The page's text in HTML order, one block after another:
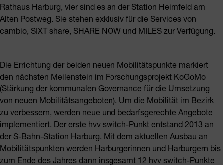
Rathaus Harburg, vier sind es an der Station Heimfeld am
Alten Postweg. Sie stehen exklusiv für die Services von
cambio, SIXT share, SHARE NOW und MILES zur Verfügung.
Die Errichtung der beiden neuen Mobilitätspunkte markiert
den nächsten Meilenstein im Forschungsprojekt KoGoMo
(Stärkung der kommunalen Governance für die Umsetzung
von neuen Mobilitätsangeboten). Um die Mobilität im Bezirk
zu verbessern, werden neue und bedarfsgerechte Angebote
implementiert. Der erste hvv switch-Punkt entstand 2013 an
der S-Bahn-Station Harburg. Mit dem aktuellen Ausbau an
Mobilitätspunkten werden Harburgerinnen und Harburgern bis
zum Ende des Jahres dann insgesamt 12 hvv switch-Punkte